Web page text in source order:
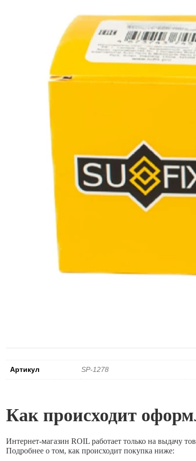
Артикул SP-1278
Как происходит
Интернет-магазин ROIL работает только на выдачу
Подробнее о том, как происходит покупка ниже: